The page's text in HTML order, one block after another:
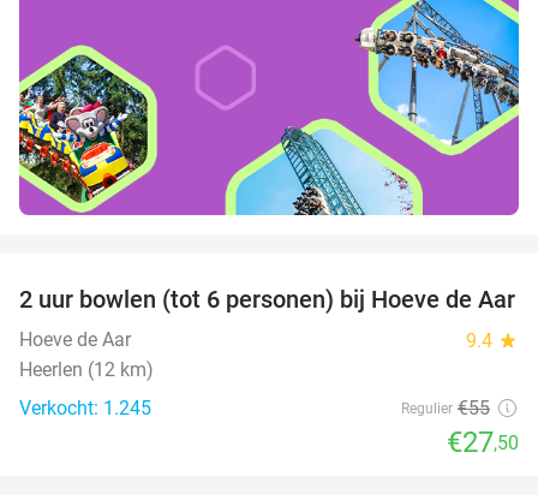
50%
2 uur bowlen (tot 6 personen) bij Hoeve de Aar
Hoeve de Aar 9.4 star
Heerlen (12 km)
Verkocht: 1.245
Regulier €55
€27,50